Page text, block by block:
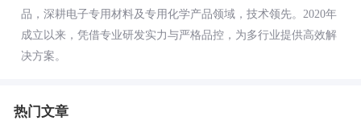
品，深耕电子专用材料及专用化学产品领域，技术领先。2020年
成立以来，凭借专业研发实力与严格品控，为多行业提供高效解
决方案。
热门文章